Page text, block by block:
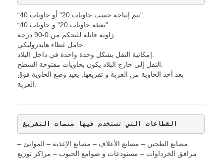
منصات تفريغ ذات مستويات
المشاريع
هياكل فوق العربة
مجموعة القلّابات
حاويات ذات خطاف- هوك ليفت
يد ثانية
“يتم إنتاجه حسب حاويات 20" أو حاويات 40".
“تعبئة حاويات 20" و حاويات 40".
بعد أخذ الحاوية من العربة و تفريغها, يعيد وضع الحاوية فوق
القطاعات التي تستخدم فيها منصات التفريغ
مصانع الطحين – مصانع الأعلاف – مصانع الإغذية – الموانئ –
مرافق الخرداوات – مستودعات و صوامع الحبوب – مراكز توزيع